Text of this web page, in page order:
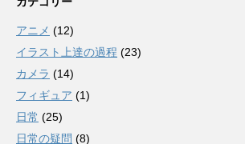
アニメ (12)
イラスト上達の過程 (23)
カメラ (14)
フィギュア (1)
日常 (25)
日常の疑問 (8)